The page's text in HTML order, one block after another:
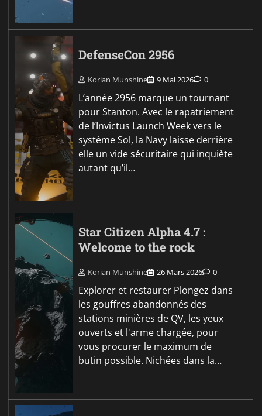
DefenseCon 2956
Korian Munshine 9 Mai 2026 0
L’année 2956 marque un tournant
pour Stanton. Avec le rapatriement
de l’Invictus Launch Week vers le
système Sol, la Navy laisse derrière
elle un vide sécuritaire qui inquiète
autant qu’il…
Star Citizen Alpha 4.7 :
Welcome to the rock
Korian Munshine 26 Mars 2026 0
Explorer et restaurer Plongez dans
les gouffres abandonnés des
stations minières de QV, les yeux
ouverts et l'arme chargée, pour
vous procurer le maximum de
butin possible. Nichées dans la…